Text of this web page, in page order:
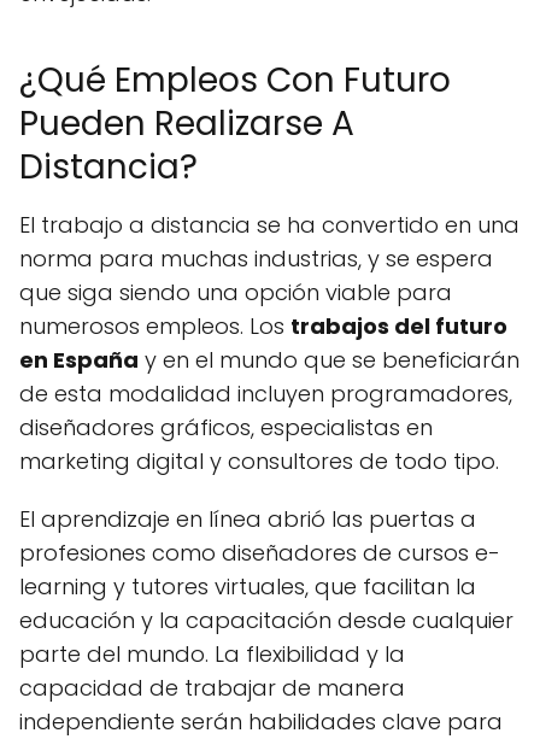
¿Qué Empleos Con Futuro
Pueden Realizarse A
Distancia?
El trabajo a distancia se ha convertido en una
norma para muchas industrias, y se espera
que siga siendo una opción viable para
numerosos empleos. Los trabajos del futuro
en España y en el mundo que se beneficiarán
de esta modalidad incluyen programadores,
diseñadores gráficos, especialistas en
marketing digital y consultores de todo tipo.
El aprendizaje en línea abrió las puertas a
profesiones como diseñadores de cursos e-
learning y tutores virtuales, que facilitan la
educación y la capacitación desde cualquier
parte del mundo. La flexibilidad y la
capacidad de trabajar de manera
independiente serán habilidades clave para